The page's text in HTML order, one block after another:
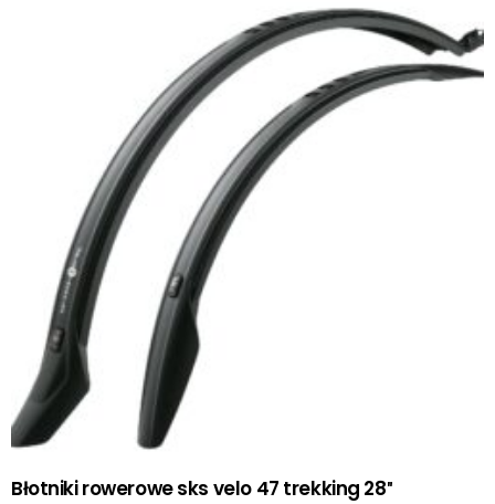
Błotniki rowerowe sks velo 47 trekking 28″